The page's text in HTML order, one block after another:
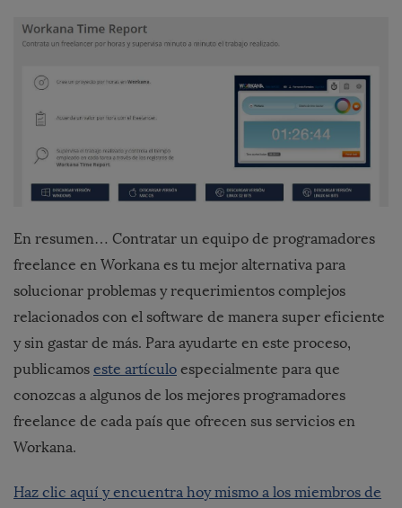
En resumen… Contratar un equipo de programadores
freelance en Workana es tu mejor alternativa para
solucionar problemas y requerimientos complejos
relacionados con el software de manera super eficiente
y sin gastar de más. Para ayudarte en este proceso,
publicamos este artículo especialmente para que
conozcas a algunos de los mejores programadores
freelance de cada país que ofrecen sus servicios en
Workana.
Haz clic aquí y encuentra hoy mismo a los miembros de